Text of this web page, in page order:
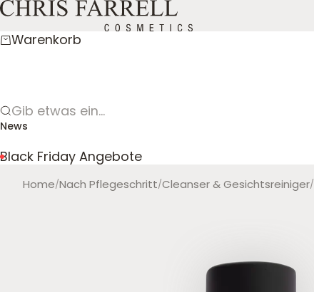
Zum Inhalt springen
CHRIS FARRELL COSMETICS
Warenkorb
Gib etwas ein...
News
Black Friday Angebote
Home/Nach Pflegeschritt/Cleanser & Gesichtsreiniger/